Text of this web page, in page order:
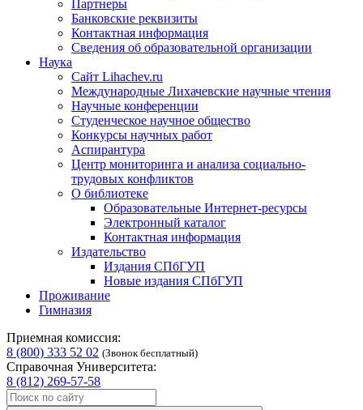
Партнеры
Банковские реквизиты
Контактная информация
Сведения об образовательной организации
Наука
Сайт Lihachev.ru
Международные Лихачевские научные чтения
Научные конференции
Студенческое научное общество
Конкурсы научных работ
Аспирантура
Центр мониторинга и анализа социально-
трудовых конфликтов
О библиотеке
Образовательные Интернет-ресурсы
Электронный каталог
Контактная информация
Издательство
Издания СПбГУП
Новые издания СПбГУП
Проживание
Гимназия
Приемная комиссия:
8 (800) 333 52 02 (Звонок бесплатный)
Справочная Университета:
8 (812) 269-57-58